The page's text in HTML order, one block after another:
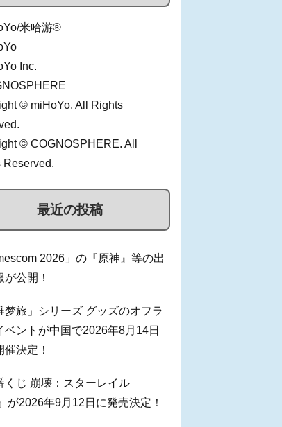
米哈游®
Inc.
© miHoYo. All Rights
© COGNOSPHERE. All
Reserved.
最近の投稿
2026」の『原神』等の出
が公開！
梦旅」シリーズ グッズのオフラ
ベントが中国で2026年8月14日
催決定！
くじ 崩壊：スターレイル
が2026年9月12日に発売決定！